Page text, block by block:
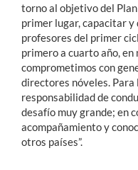
torno al objetivo del Plan
primer lugar, capacitar y
profesores del primer
primero a cuarto año,
comprometimos con
directores nóveles.
responsabilidad de
desafío muy grande; en
acompañamiento y
otros países”.